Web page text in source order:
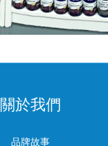
關於我們
品牌故事